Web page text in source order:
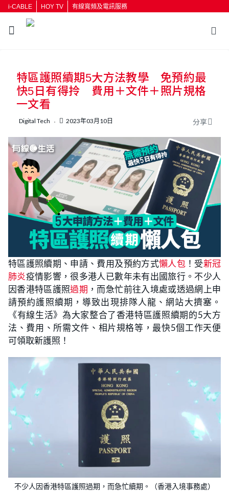
i-CABLE HOY TV 有線寬頻及電訊服務
按輸入鍵開始搜尋
特區護照續期5大方法教學 免預約最
快5日有得拎 費用＋文件＋照片規格
一文看
Digital Tech 2023年03月10日 分享
特區護照續期、申請、費用及預約方式懶人包！受新冠
肺炎疫情影響，很多港人已數年未有出國旅行。不少人
因香港特區護照過期 ，而急忙前往入境處或透過網上申
請預約護照續期，導致出現排隊人龍、網站大擠塞。
《有線生活》為大家整合了香港特區護照續期的5大方
法、費用、所需文件、相片規格等，最快5個工作天便
可領取新護照！
不少人因香港特區護照過期，而急忙續期。（香港入境事務處）